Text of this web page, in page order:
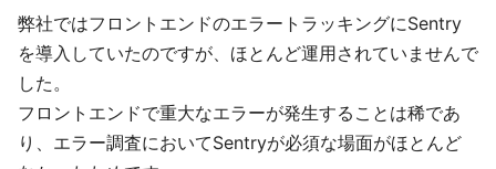
弊社ではフロントエンドのエラートラッキングにSentry
を導入していたのですが、ほとんど運用されていませんで
した。
フロントエンドで重大なエラーが発生することは稀であ
り、エラー調査においてSentryが必須な場面がほとんど